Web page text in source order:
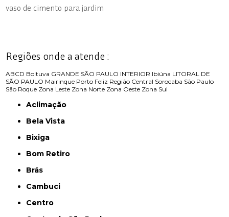
vaso de cimento para jardim
Regiões onde a atende :
ABCD Boituva GRANDE SÃO PAULO INTERIOR Ibiúna LITORAL DE
SÃO PAULO Mairinque Porto Feliz Região Central Sorocaba São Paulo
São Roque Zona Leste Zona Norte Zona Oeste Zona Sul
Aclimação
Bela Vista
Bixiga
Bom Retiro
Brás
Cambuci
Centro